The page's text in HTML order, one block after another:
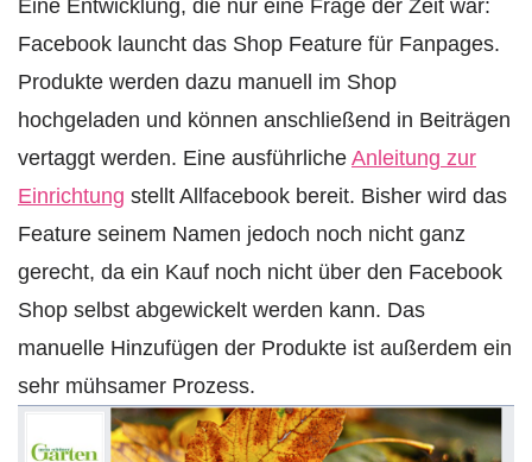
Eine Entwicklung, die nur eine Frage der Zeit war:
Facebook launcht das Shop Feature für Fanpages.
Produkte werden dazu manuell im Shop
hochgeladen und können anschließend in Beiträgen
vertaggt werden. Eine ausführliche Anleitung zur
Einrichtung stellt Allfacebook bereit. Bisher wird das
Feature seinem Namen jedoch noch nicht ganz
gerecht, da ein Kauf noch nicht über den Facebook
Shop selbst abgewickelt werden kann. Das
manuelle Hinzufügen der Produkte ist außerdem ein
sehr mühsamer Prozess.